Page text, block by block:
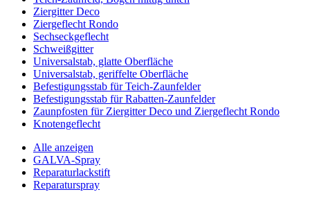
Ziergitter Deco
Ziergeflecht Rondo
Sechseckgeflecht
Schweißgitter
Universalstab, glatte Oberfläche
Universalstab, geriffelte Oberfläche
Befestigungsstab für Teich-Zaunfelder
Befestigungsstab für Rabatten-Zaunfelder
Zaunpfosten für Ziergitter Deco und Ziergeflecht Rondo
Knotengeflecht
Alle anzeigen
GALVA-Spray
Reparaturlackstift
Reparaturspray